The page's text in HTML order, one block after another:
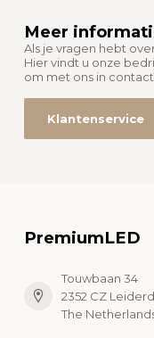
Meer
Als je vragen hebt
Hier vindt u onze
om met ons in
Klantenservice
PremiumLED
Touwbaan 34
2352 CZ
The